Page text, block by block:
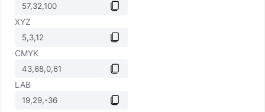
XYZ
CMYK
LAB